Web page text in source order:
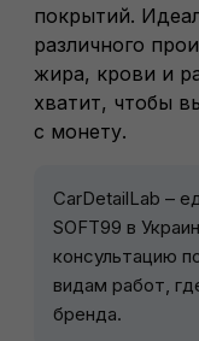
покрытий.
различного
жира, крови и
хватит, чтобы
с монету.
CarDetailLab –
SOFT99 в
консультацию
видам работ,
бренда.